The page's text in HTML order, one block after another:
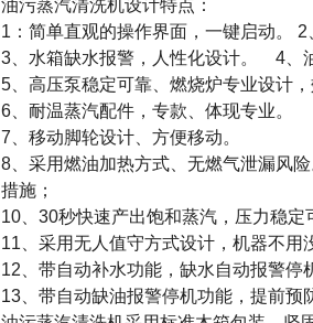
油污蒸汽清洗机设计特点：
1 ：简单直观的操作界面，一键启动。 2
3 、水箱缺水报警，人性化设计。 4
5 、高压泵稳定可靠、燃烧炉专业设计，
6 、耐温蒸汽配件，专款、体现专业。
7 、移动脚轮设计、方便移动。
8 、采用燃油加热方式、无燃气泄漏风险
措施；
10
30秒快速产出饱和蒸汽，压力稳定
11 、采用无人值守方式设计，机器不用
12 、带自动补水功能，缺水自动报警
13 、带自动缺油报警停机功能，提前预